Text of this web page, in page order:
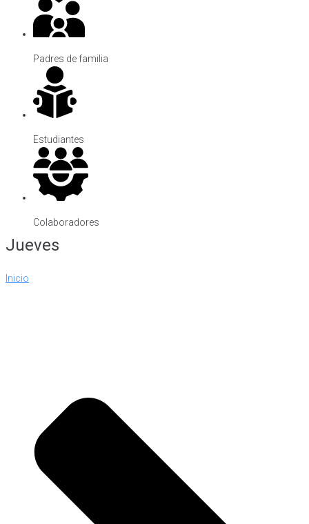
Padres de familia
Estudiantes
Colaboradores
Jueves
Inicio